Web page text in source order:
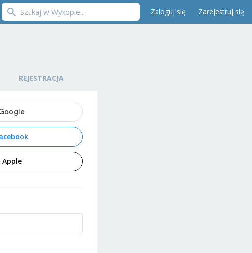
Zaloguj się Zarejestruj się
REJESTRACJA
Apple